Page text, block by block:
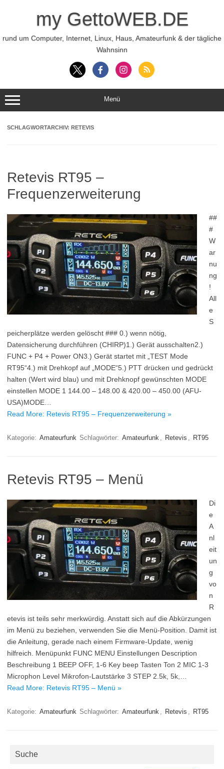
my GettoWEB.DE
rund um Computer, Internet, Linux, Haus, Amateurfunk & der tägliche
Wahnsinn
Menü
SCHLAGWORTARCHIV: RETEVIS
Retevis RT95 –
Frequenzerweiterung
##
#
W
ar
nu
ng
!
All
e
S
peicherplätze werden gelöscht ### 0.) wenn nötig,
Datensicherung durchführen (CHIRP)1.) Gerät ausschalten2.)
FUNC + P4 + Power ON3.) Gerät startet mit „TEST Mode
RT95“4.) mit Drehkopf auf „MODE“5.) PTT drücken und gedrückt
halten (Wert wird blau) und mit Drehknopf gewünschten MODE
einstellen MODE 1 144.00 – 148.00 & 420.00 – 450.00 (AFU-
USA)MODE…
Read More: Retevis RT95 – Frequenzerweiterung »
Kategorie: Amateurfunk Schlagwörter: Amateurfunk , Retevis , RT95
Retevis RT95 – Menü
Di
e
A
nl
eit
un
g
vo
n
R
etevis ist teils sehr merkwürdig. Anstatt sich auf die Abkürzungen
im Menü zu beziehen, verwenden Sie die Menü-Position. Damit ist
die Anleitung, gerade nach einem Firmware-Update, wenig
hilfreich. Menüpunkt FUNC MENU Einstellungen Description
Beschreibung 1 BEEP OFF, 1-6 Key beep Tasten Ton 2 MIC 1-3
Microphon Level Mikrofon-Lautstärke 3 STEP 2.5k, 5k,…
Read More: Retevis RT95 – Menü »
Kategorie: Amateurfunk Schlagwörter: Amateurfunk , Retevis , RT95
Suche